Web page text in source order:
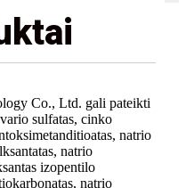
Co., Ltd. gali pateikti
sulfatas, cinko
natrio
natrio
izopentilo
natrio